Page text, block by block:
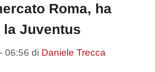
Roma, ha
Juventus
06:56 di Daniele Trecca